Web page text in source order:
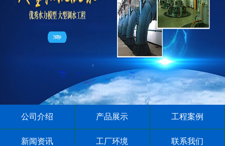
公司介绍 产品展示 工程案例
新闻资讯 工厂环境 联系我们